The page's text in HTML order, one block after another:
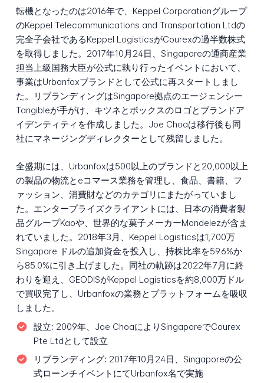
転機となったのは2016年で、Keppel Corporationグループ
のKeppel Telecommunications and Transportation Ltdの
完全子会社であるKeppel LogisticsがCourexの過半数株式
を取得しました。2017年10月24日、Singaporeの通商産業
担当上級国務大臣が公式に執り行ったイベントにおいて、
事業はUrbanfoxブランドとして公式に再スタートしまし
た。リブランディングはSingapore拠点のエージェンシー
Tangibleが手がけ、キツネとボックスのロゴとブランドア
イデンティティを作成しました。Joe Choaは移行後も同
社にマネージングディレクターとして残留しました。
全盛期には、Urbanfoxは500以上のブランドと20,000以上
の製品の物流とeコマース業務を管理し、食品、書籍、フ
ァッション、消費財などのカテゴリにまたがっていまし
た。エンタープライズクライアントには、日本の消費者製
品グループKaoや、世界的な菓子メーカーMondelezが含ま
れていました。2018年3月、Keppel Logisticsは1,700万
Singapore ドルの追加資金を投入し、持株比率を59.6%か
ら85.0%に引き上げました。同社の軌跡は2022年7月に終
わりを迎え、GEODISがKeppel Logisticsを約8,000万ドル
で買収完了し、Urbanfoxの業務とプラットフォームを吸収
しました。
設立: 2009年、Joe ChoaによりSingaporeでCourex
Pte Ltdとして設立
リブランディング: 2017年10月24日、Singaporeの公
式ローンチイベントにてUrbanfox名で実施